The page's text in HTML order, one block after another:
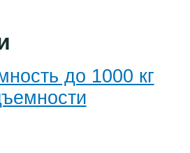
до 1000 кг